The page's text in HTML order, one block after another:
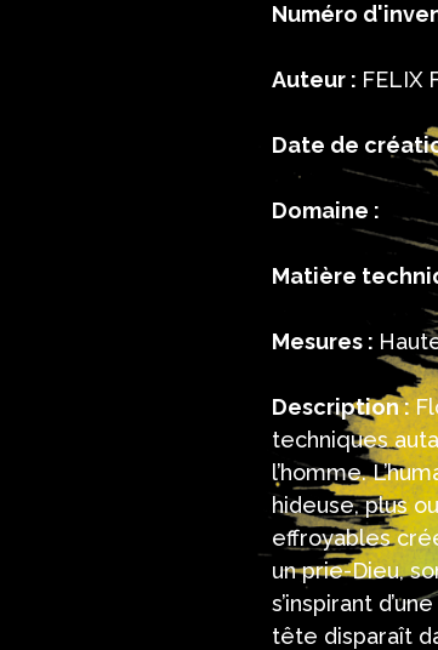
Numéro
Auteur : FELIX
Date de
Domaine :
Matière
Mesures :
Description :
techniques
l’homme.
hideuse, plus
effroyables
un prie-Dieu,
s’inspirant
tête disparaît